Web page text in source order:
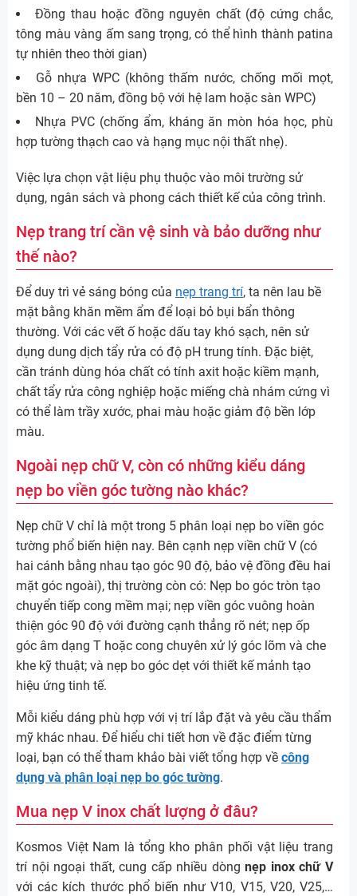
Đồng thau hoặc đồng nguyên chất (độ cứng chắc,
tông màu vàng ấm sang trọng, có thể hình thành patina
tự nhiên theo thời gian)
Gỗ nhựa WPC (không thấm nước, chống mối mọt,
bền 10 – 20 năm, đồng bộ với hệ lam hoặc sàn WPC)
Nhựa PVC (chống ẩm, kháng ăn mòn hóa học, phù
hợp tường thạch cao và hạng mục nội thất nhẹ).
Việc lựa chọn vật liệu phụ thuộc vào môi trường sử
dụng, ngân sách và phong cách thiết kế của công trình.
Nẹp trang trí cần vệ sinh và bảo dưỡng như
thế nào?
Để duy trì vẻ sáng bóng của nẹp trang trí, ta nên lau bề
mặt bằng khăn mềm ẩm để loại bỏ bụi bẩn thông
thường. Với các vết ố hoặc dấu tay khó sạch, nên sử
dụng dung dịch tẩy rửa có độ pH trung tính. Đặc biệt,
cần tránh dùng hóa chất có tính axit hoặc kiềm mạnh,
chất tẩy rửa công nghiệp hoặc miếng chà nhám cứng vì
có thể làm trầy xước, phai màu hoặc giảm độ bền lớp
màu.
Ngoài nẹp chữ V, còn có những kiểu dáng
nẹp bo viền góc tường nào khác?
Nẹp chữ V chỉ là một trong 5 phân loại nẹp bo viền góc
tường phổ biến hiện nay. Bên cạnh nẹp viền chữ V (có
hai cánh bằng nhau tạo góc 90 độ, bảo vệ đồng đều hai
mặt góc ngoài), thị trường còn có: Nẹp bo góc tròn tạo
chuyển tiếp cong mềm mại; nẹp viền góc vuông hoàn
thiện góc 90 độ với đường cạnh thẳng rõ nét; nẹp ốp
góc âm dạng T hoặc cong chuyên xử lý góc lõm và che
khe kỹ thuật; và nẹp bo góc dẹt với thiết kế mảnh tạo
hiệu ứng tinh tế.
Mỗi kiểu dáng phù hợp với vị trí lắp đặt và yêu cầu thẩm
mỹ khác nhau. Để hiểu chi tiết hơn về đặc điểm từng
loại, bạn có thể tham khảo bài viết tổng hợp về công
dụng và phân loại nẹp bo góc tường.
Mua nẹp V inox chất lượng ở đâu?
Kosmos Việt Nam là tổng kho phân phối vật liệu trang
trí nội ngoại thất, cung cấp nhiều dòngnẹp inox chữ V
với các kích thước phổ biến như V10, V15, V20, V25,…